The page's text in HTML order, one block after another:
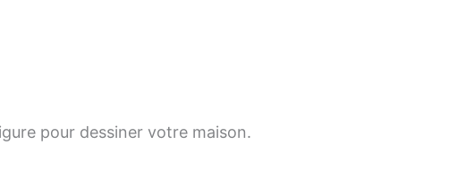
pour dessiner votre maison.